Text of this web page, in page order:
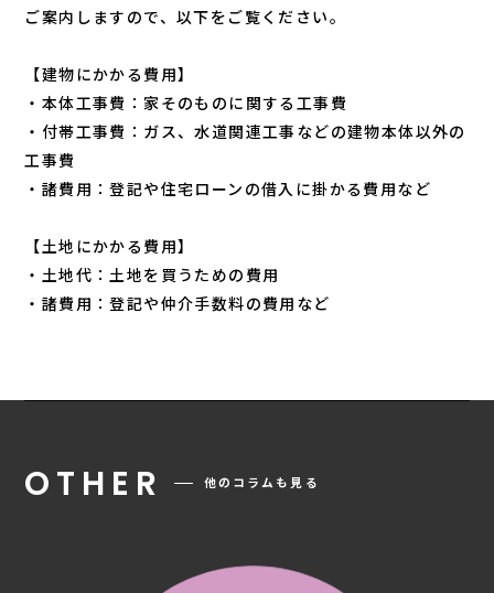
ご案内しますので、以下をご覧ください。
【建物にかかる費用】
・本体工事費：家そのものに関する工事費
・付帯工事費：ガス、水道関連工事などの建物本体以外の
工事費
・諸費用：登記や住宅ローンの借入に掛かる費用など
【土地にかかる費用】
・土地代：土地を買うための費用
・諸費用：登記や仲介手数料の費用など
OTHER 他のコラムも見る